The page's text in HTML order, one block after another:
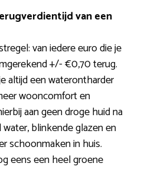
van een
van iedere euro die je
+/- €0,70 terug.
altijd een waterontharder
wooncomfort en
aan geen droge huid na
blinkende glazen en
schoonmaken in huis.
eens een heel groene